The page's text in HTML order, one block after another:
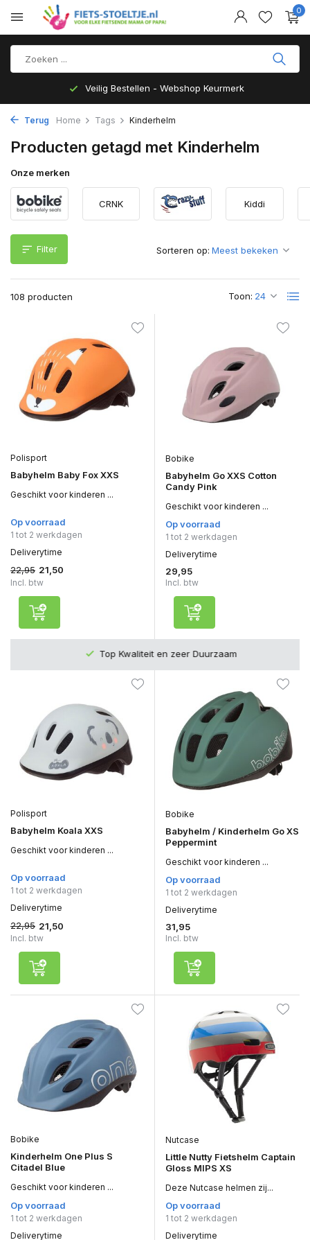
0
Top Kwaliteit en zeer Duurzaam
Terug Home Tags Kinderhelm
Producten getagd met Kinderhelm
Onze merken
CRNK Kiddi
Filter
108 producten Toon:
Sorteren op:
Polisport
Babyhelm Baby Fox XXS
Geschikt voor kinderen ...
Op voorraad
1 tot 2 werkdagen
Deliverytime
22,95 21,50
Incl. btw
Bobike
Babyhelm Go XXS Cotton
Candy Pink
Geschikt voor kinderen ...
Op voorraad
1 tot 2 werkdagen
Deliverytime
29,95
Incl. btw
Top Kwaliteit en zeer Duurzaam
Polisport
Babyhelm Koala XXS
Geschikt voor kinderen ...
Op voorraad
1 tot 2 werkdagen
Deliverytime
22,95 21,50
Incl. btw
Bobike
Babyhelm / Kinderhelm Go XS
Peppermint
Geschikt voor kinderen ...
Op voorraad
1 tot 2 werkdagen
Deliverytime
31,95
Incl. btw
Bobike
Kinderhelm One Plus S
Citadel Blue
Geschikt voor kinderen ...
Op voorraad
1 tot 2 werkdagen
Deliverytime
Nutcase
Little Nutty Fietshelm Captain
Gloss MIPS XS
Deze Nutcase helmen zij...
Op voorraad
1 tot 2 werkdagen
Deliverytime